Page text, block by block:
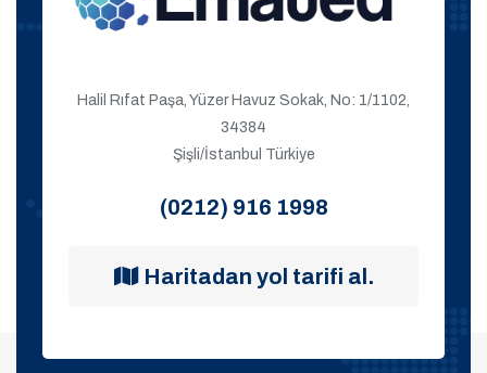
Halil Rıfat Paşa, Yüzer Havuz Sokak, No: 1/1102,
34384
Şişli/İstanbul Türkiye
(0212) 916 1998
Haritadan yol tarifi al.